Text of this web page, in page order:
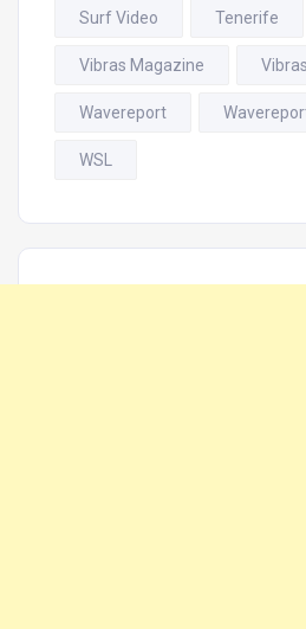
Surf Video Tenerife
Vibras Magazine
Wavereport
WSL